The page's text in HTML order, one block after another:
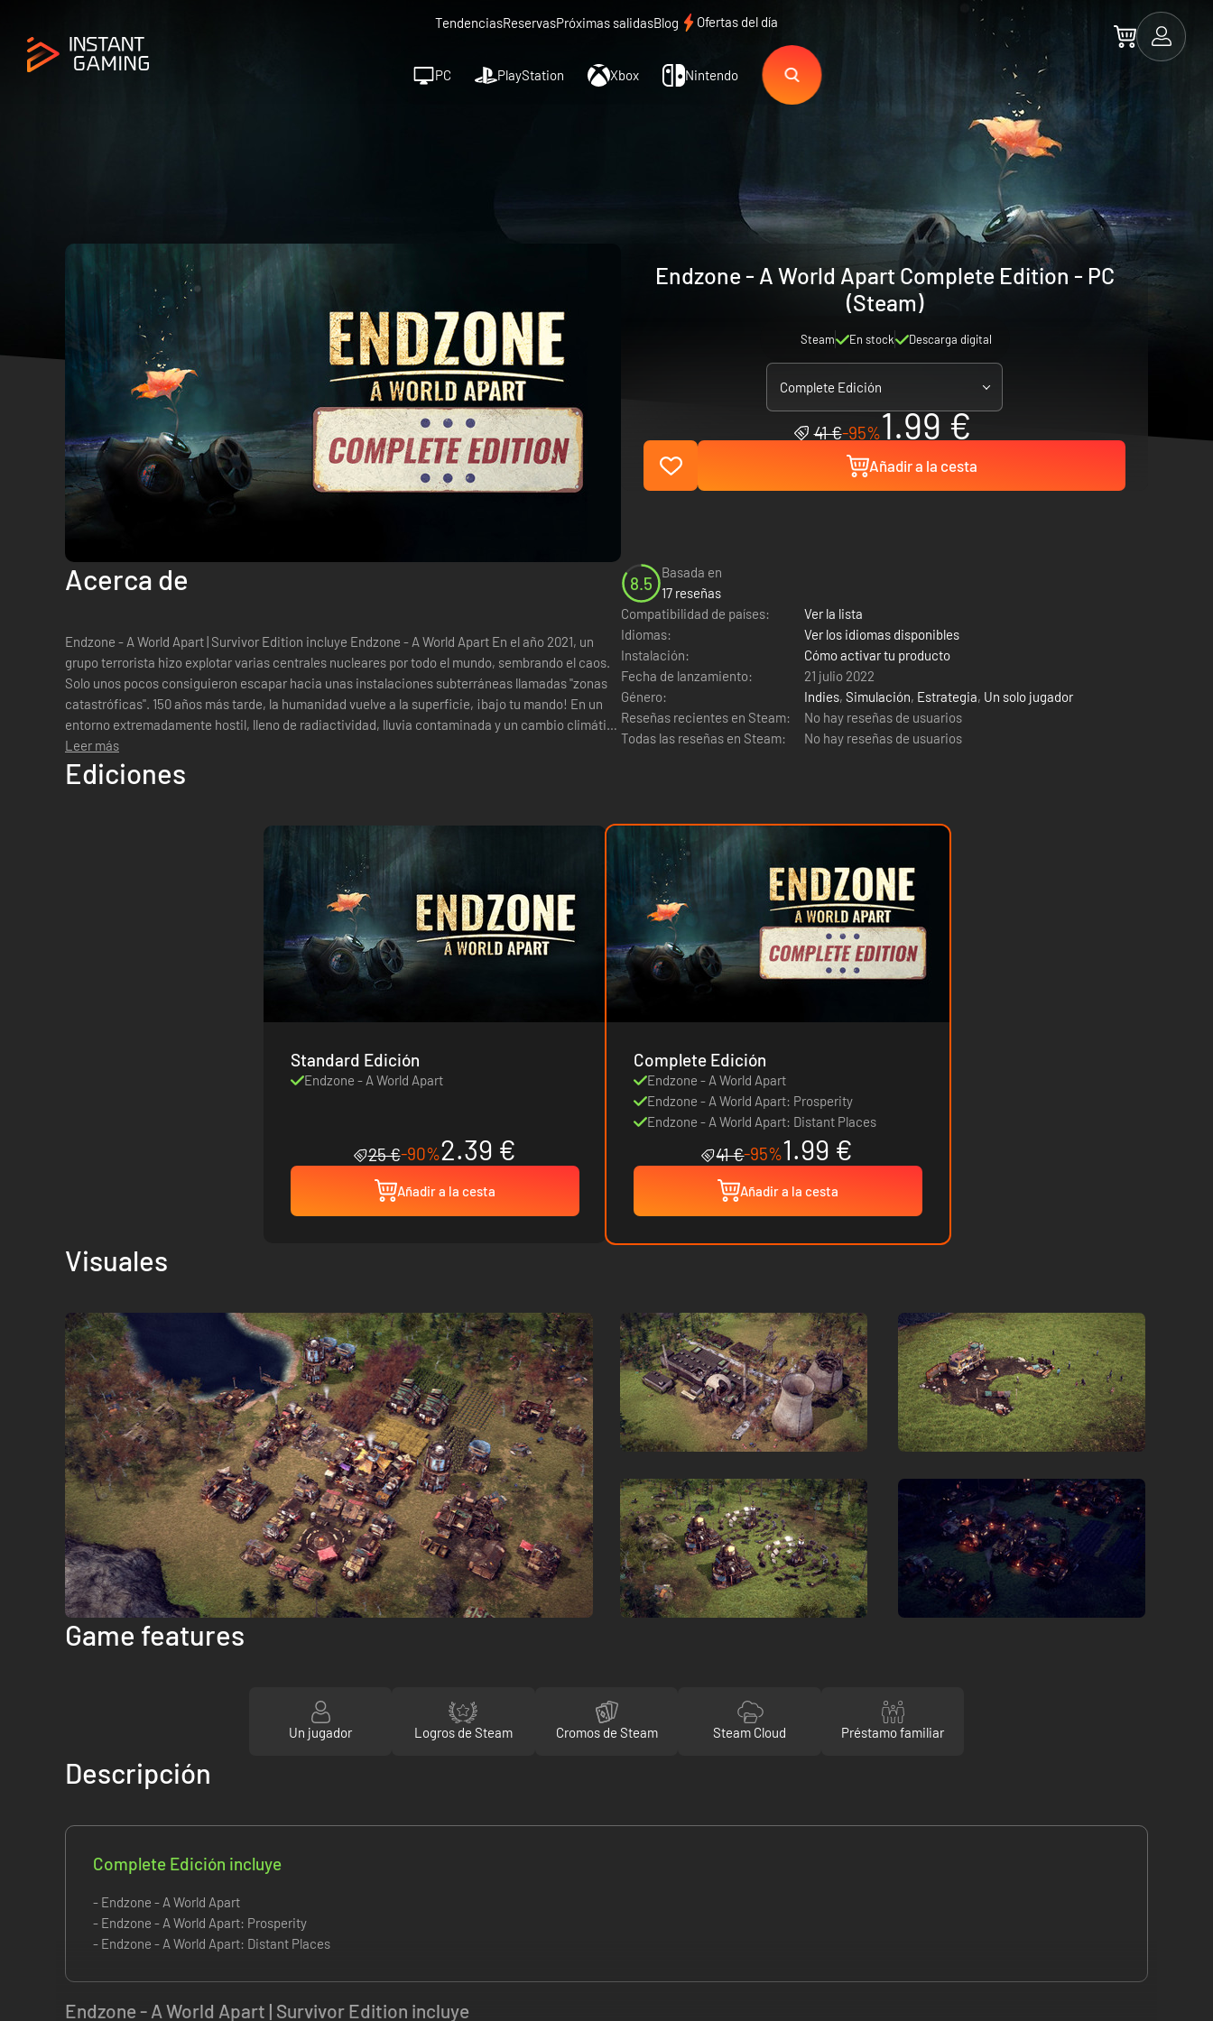
TendenciasReservasPróximas salidasBlog Ofertas del día
PC PlayStation Xbox Nintendo
Endzone - A World Apart Complete Edition - PC
(Steam)
Steam En stock Descarga digital
Complete Edición
41 €-95%1.99 €
Añadir a la cesta
Acerca de
Endzone - A World Apart | Survivor Edition incluye Endzone - A World Apart En el año 2021, un
grupo terrorista hizo explotar varias centrales nucleares por todo el mundo, sembrando el caos.
Solo unos pocos consiguieron escapar hacia unas instalaciones subterráneas llamadas "zonas
catastróficas". 150 años más tarde, la humanidad vuelve a la superficie, ¡bajo tu mando! En un
entorno extremadamente hostil, lleno de radiactividad, lluvia contaminada y un cambio climático
extremo, tendrás qu...
Leer más
8.5
Basada en
17 reseñas
Compatibilidad de países:
Ver la lista
Idiomas:
Ver los idiomas disponibles
Instalación:
Cómo activar tu producto
Fecha de lanzamiento:
21 julio 2022
Género:
Indies, Simulación, Estrategia, Un solo jugador
Reseñas recientes en Steam:
No hay reseñas de usuarios
Todas las reseñas en Steam:
No hay reseñas de usuarios
Ediciones
Standard Edición
Endzone - A World Apart
25 €-90%2.39 €
Añadir a la cesta
Complete Edición
Endzone - A World Apart
Endzone - A World Apart: Prosperity
Endzone - A World Apart: Distant Places
41 €-95%1.99 €
Añadir a la cesta
Visuales
Game features
Un jugador Logros de Steam Cromos de Steam Steam Cloud Préstamo familiar
Descripción
Complete Edición incluye
- Endzone - A World Apart
- Endzone - A World Apart: Prosperity
- Endzone - A World Apart: Distant Places
Endzone - A World Apart | Survivor Edition incluye